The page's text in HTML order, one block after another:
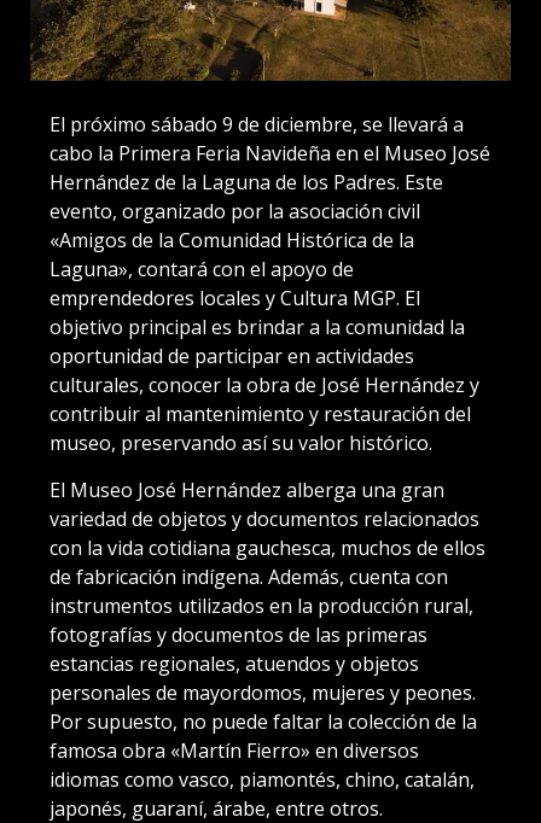
El próximo sábado 9 de diciembre, se llevará a
cabo la Primera Feria Navideña en el Museo José
Hernández de la Laguna de los Padres. Este
evento, organizado por la asociación civil
«Amigos de la Comunidad Histórica de la
Laguna», contará con el apoyo de
emprendedores locales y Cultura MGP. El
objetivo principal es brindar a la comunidad la
oportunidad de participar en actividades
culturales, conocer la obra de José Hernández y
contribuir al mantenimiento y restauración del
museo, preservando así su valor histórico.
El Museo José Hernández alberga una gran
variedad de objetos y documentos relacionados
con la vida cotidiana gauchesca, muchos de ellos
de fabricación indígena. Además, cuenta con
instrumentos utilizados en la producción rural,
fotografías y documentos de las primeras
estancias regionales, atuendos y objetos
personales de mayordomos, mujeres y peones.
Por supuesto, no puede faltar la colección de la
famosa obra «Martín Fierro» en diversos
idiomas como vasco, piamontés, chino, catalán,
japonés, guaraní, árabe, entre otros.